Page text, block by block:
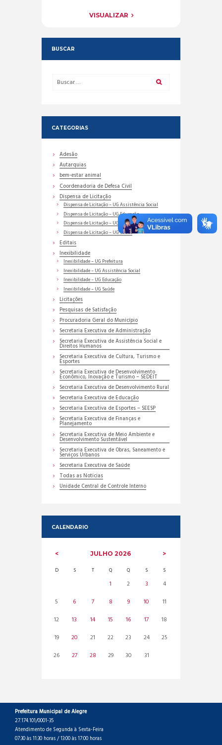
VISUALIZAR
BUSCAR
CATEGORIAS
Adesão
Autarquias
bem-estar animal
Coordenadoria de Defesa Civil
Dispensa de Licitação
Dispensa de Licitação – UG Assistência Social
Dispensa de Licitação – UG Educação
Dispensa de Licitação – UG Prefeitura
Dispensa de Licitação – UG Saúde
Editais
Inexibilidade
Inexibilidade – UG Prefeitura
Inexibilidade – UG Assistência Social
Inexibilidade – UG Educação
Inexibilidade – UG Saúde
Licitações
Pesquisas de Satisfação
Procuradoria Geral do Município
Secretaria Executiva de Administração
Secretaria Executiva de Assistência Social e
Direitos Humanos
Secretaria Executiva de Cultura, Turismo e
Esportes
Secretaria Executiva de Desenvolvimento
Econômico, Inovação e Turismo – SEDEIT
Secretaria Executiva de Desenvolvimento Rural
Secretaria Executiva de Educação
Secretaria Executiva de Esportes – SEESP
Secretaria Executiva de Finanças e
Planejamento
Secretaria Executiva de Meio Ambiente e
Desenvolvimento Sustentável
Secretaria Executiva de Obras, Saneamento e
Serviços Urbanos
Secretaria Executiva de Saúde
Todas as Noticias
Unidade Central de Controle Interno
CALENDARIO
JULHO 2026
D S T Q Q S S
1 2 3
4
5
6 7 8 9 10
11
12
13 14 15 16 17
18
19
20 21 22 23 24
25
26
27 28 29 30 31
Prefeitura Municipal de Alegre
27.174.101/0001-35
Atendimento de Segunda à Sexta-Feira
07:30 às 11:30 horas / 13:00 às 17:00 horas